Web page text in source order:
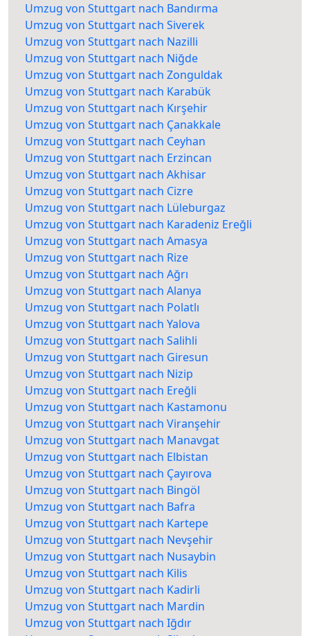
Umzug von Stuttgart nach Bandırma
Umzug von Stuttgart nach Siverek
Umzug von Stuttgart nach Nazilli
Umzug von Stuttgart nach Niğde
Umzug von Stuttgart nach Zonguldak
Umzug von Stuttgart nach Karabük
Umzug von Stuttgart nach Kırşehir
Umzug von Stuttgart nach Çanakkale
Umzug von Stuttgart nach Ceyhan
Umzug von Stuttgart nach Erzincan
Umzug von Stuttgart nach Akhisar
Umzug von Stuttgart nach Cizre
Umzug von Stuttgart nach Lüleburgaz
Umzug von Stuttgart nach Karadeniz Ereğli
Umzug von Stuttgart nach Amasya
Umzug von Stuttgart nach Rize
Umzug von Stuttgart nach Ağrı
Umzug von Stuttgart nach Alanya
Umzug von Stuttgart nach Polatlı
Umzug von Stuttgart nach Yalova
Umzug von Stuttgart nach Salihli
Umzug von Stuttgart nach Giresun
Umzug von Stuttgart nach Nizip
Umzug von Stuttgart nach Ereğli
Umzug von Stuttgart nach Kastamonu
Umzug von Stuttgart nach Viranşehir
Umzug von Stuttgart nach Manavgat
Umzug von Stuttgart nach Elbistan
Umzug von Stuttgart nach Çayırova
Umzug von Stuttgart nach Bingöl
Umzug von Stuttgart nach Bafra
Umzug von Stuttgart nach Kartepe
Umzug von Stuttgart nach Nevşehir
Umzug von Stuttgart nach Nusaybin
Umzug von Stuttgart nach Kilis
Umzug von Stuttgart nach Kadirli
Umzug von Stuttgart nach Mardin
Umzug von Stuttgart nach Iğdır